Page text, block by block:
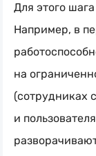
Для этого
Например, в
на
(сотрудниках
и